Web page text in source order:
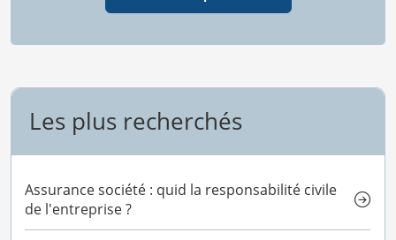
Les plus recherchés
Assurance société : quid la responsabilité civile
de l'entreprise ?